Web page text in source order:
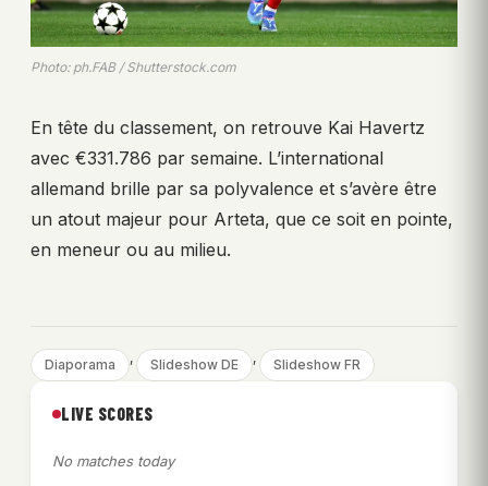
Photo: ph.FAB / Shutterstock.com
En tête du classement, on retrouve Kai Havertz
avec €331.786 par semaine. L’international
allemand brille par sa polyvalence et s’avère être
un atout majeur pour Arteta, que ce soit en pointe,
en meneur ou au milieu.
Diaporama , Slideshow DE , Slideshow FR
LIVE SCORES
No matches today